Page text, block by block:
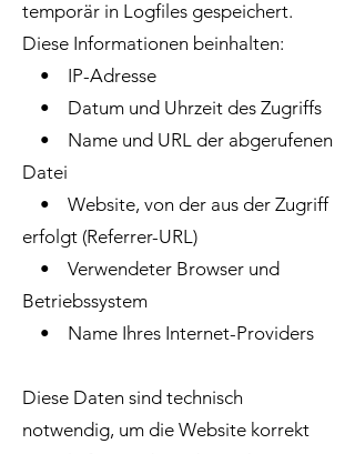
temporär in Logfiles gespeichert.
Diese Informationen beinhalten:
• IP-Adresse
• Datum und Uhrzeit des Zugriffs
• Name und URL der abgerufenen
Datei
• Website, von der aus der Zugriff
erfolgt (Referrer-URL)
• Verwendeter Browser und
Betriebssystem
• Name Ihres Internet-Providers
Diese Daten sind technisch
notwendig, um die Website korrekt